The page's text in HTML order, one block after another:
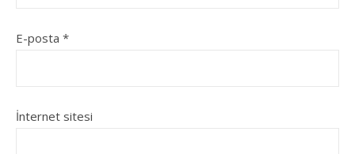
E-posta *
İnternet sitesi